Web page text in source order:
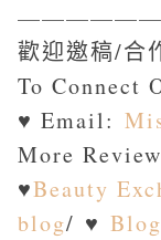
歡迎邀稿/合
To Connect
♥ Email:
More
♥Beauty
blog/ ♥